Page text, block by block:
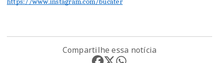
Compartilhe essa notícia